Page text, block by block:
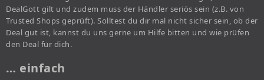
DealGott gilt und zudem muss der Händler seriös sein (z.B. von
Trusted Shops geprüft). Solltest du dir mal nicht sicher sein, ob der
Deal gut ist, kannst du uns gerne um Hilfe bitten und wie prüfen
den Deal für dich.
… einfach